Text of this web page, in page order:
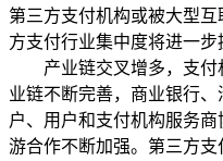
第三方支付机构或被大型
方支付行业集中度将进一步
产业链交叉增多，支付
业链不断完善，商业银行
户、用户和支付机构服务
游合作不断加强。第三方